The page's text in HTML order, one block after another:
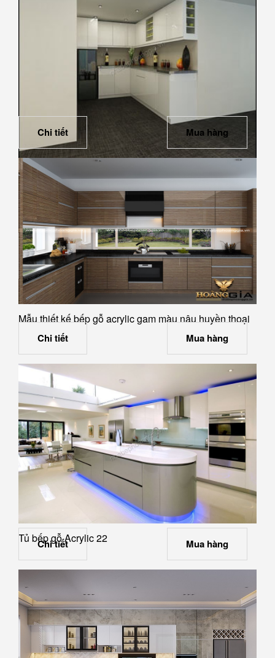
Tủ bếp gỗ Acrylic 10
Chi tiết Mua hàng
Mẫu thiết kế bếp gỗ acrylic gam màu nâu huyền thoại
Chi tiết Mua hàng
Tủ bếp gỗ Acrylic 22
Chi tiết Mua hàng